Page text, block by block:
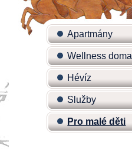
Apartmány
Wellness doma
Hévíz
Služby
Pro malé děti